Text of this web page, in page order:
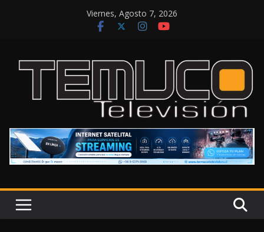
Viernes, Agosto 7, 2026